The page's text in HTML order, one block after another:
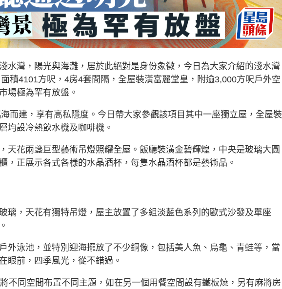
水灣，陽光與海灘，居於此絕對是身份象徵，今日為大家介紹的淺水灣
積4101方呎，4房4套間隔，全屋裝潢富麗堂皇，附逾3,000方呎戶外空
場極為罕有放盤。
而建，享有高私隱度。今日帶大家參觀該項目其中一座獨立屋，全屋裝
均設冷熱飲水機及咖啡機。
天花兩盞巨型藝術吊燈照耀全屋。飯廳裝潢金碧輝煌，中央是玻璃大圓
，正展示各式各樣的水晶酒杯，每隻水晶酒杯都是藝術品。
璃，天花有獨特吊燈，屋主放置了多組淡藍色系列的歐式沙發及單座
外泳池，並特別迎海擺放了不少銅像，包括美人魚、烏龜、青蛙等，當
眼前，四季風光，從不錯過。
不同空間布置不同主題，如在另一個用餐空間設有鐵板燒，另有麻將房